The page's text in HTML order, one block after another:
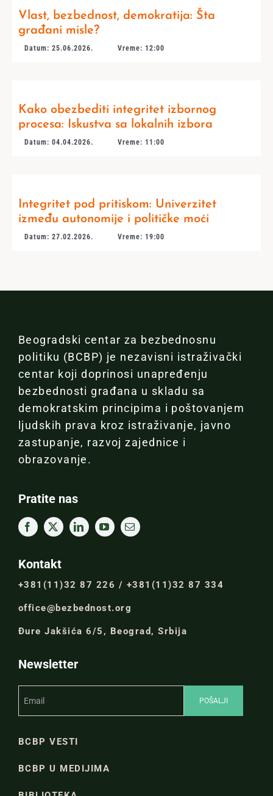
Vlast, bezbednost, demokratija: Šta
građani misle?
Datum: 25.06.2026. Vreme: 12:00
Kako obezbediti integritet izbornog
procesa: Iskustva sa lokalnih izbora
Datum: 04.04.2026. Vreme: 11:00
Integritet pod pritiskom: Univerzitet
između autonomije i političke moći
Datum: 27.02.2026. Vreme: 19:00
Beogradski centar za bezbednosnu
politiku (BCBP) je nezavisni istraživački
centar koji doprinosi unapređenju
bezbednosti građana u skladu sa
demokratskim principima i poštovanjem
ljudskih prava kroz istraživanje, javno
zastupanje, razvoj zajednice i
obrazovanje.
Pratite nas
Kontakt
+381(11)32 87 226 / +381(11)32 87 334
office@bezbednost.org
Đure Jakšića 6/5, Beograd, Srbija
Newsletter
BCBP VESTI
BCBP U MEDIJIMA